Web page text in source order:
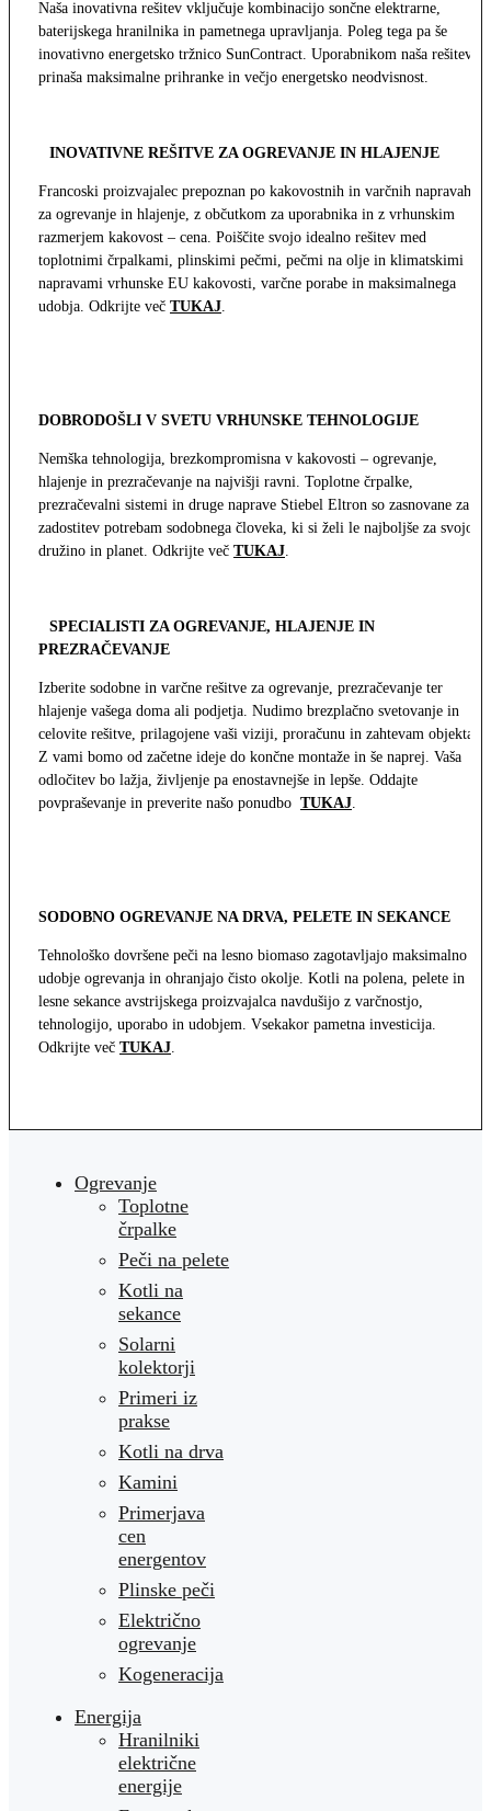
Naša inovativna rešitev vključuje kombinacijo sončne elektrarne,
baterijskega hranilnika in pametnega upravljanja. Poleg tega pa še
inovativno energetsko tržnico SunContract. Uporabnikom naša rešitev
prinaša maksimalne prihranke in večjo energetsko neodvisnost.
INOVATIVNE REŠITVE ZA OGREVANJE IN HLAJENJE
Francoski proizvajalec prepoznan po kakovostnih in varčnih napravah
za ogrevanje in hlajenje, z občutkom za uporabnika in z vrhunskim
razmerjem kakovost – cena. Poiščite svojo idealno rešitev med
toplotnimi črpalkami, plinskimi pečmi, pečmi na olje in klimatskimi
napravami vrhunske EU kakovosti, varčne porabe in maksimalnega
udobja. Odkrijte več TUKAJ.
DOBRODOŠLI V SVETU VRHUNSKE TEHNOLOGIJE
Nemška tehnologija, brezkompromisna v kakovosti – ogrevanje,
hlajenje in prezračevanje na najvišji ravni. Toplotne črpalke,
prezračevalni sistemi in druge naprave Stiebel Eltron so zasnovane za
zadostitev potrebam sodobnega človeka, ki si želi le najboljše za svojo
družino in planet. Odkrijte več TUKAJ.
SPECIALISTI ZA OGREVANJE, HLAJENJE IN
PREZRAČEVANJE
Izberite sodobne in varčne rešitve za ogrevanje, prezračevanje ter
hlajenje vašega doma ali podjetja. Nudimo brezplačno svetovanje in
celovite rešitve, prilagojene vaši viziji, proračunu in zahtevam objekta.
Z vami bomo od začetne ideje do končne montaže in še naprej. Vaša
odločitev bo lažja, življenje pa enostavnejše in lepše. Oddajte
povpraševanje in preverite našo ponudbo TUKAJ.
SODOBNO OGREVANJE NA DRVA, PELETE IN SEKANCE
Tehnološko dovršene peči na lesno biomaso zagotavljajo maksimalno
udobje ogrevanja in ohranjajo čisto okolje. Kotli na polena, pelete in
lesne sekance avstrijskega proizvajalca navdušijo z varčnostjo,
tehnologijo, uporabo in udobjem. Vsekakor pametna investicija.
Odkrijte več TUKAJ.
Ogrevanje
Toplotne
črpalke
Peči na pelete
Kotli na
sekance
Solarni
kolektorji
Primeri iz
prakse
Kotli na drva
Kamini
Primerjava
cen
energentov
Plinske peči
Električno
ogrevanje
Kogeneracija
Energija
Hranilniki
električne
energije